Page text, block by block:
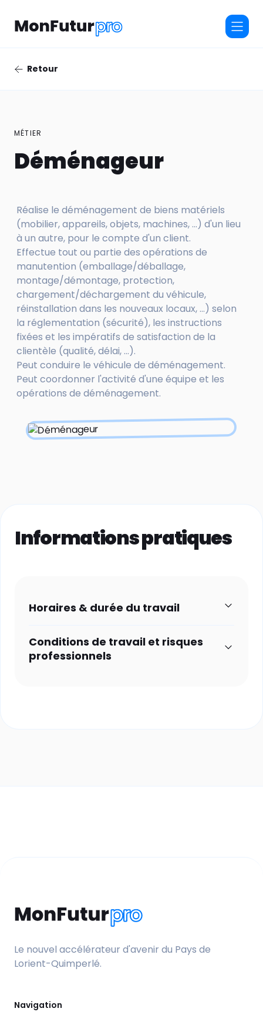
Retour
MÉTIER
Déménageur
Réalise le déménagement de biens matériels
(mobilier, appareils, objets, machines, ...) d'un lieu
à un autre, pour le compte d'un client.
Effectue tout ou partie des opérations de
manutention (emballage/déballage,
montage/démontage, protection,
chargement/déchargement du véhicule,
réinstallation dans les nouveaux locaux, ...) selon
la réglementation (sécurité), les instructions
fixées et les impératifs de satisfaction de la
clientèle (qualité, délai, ...).
Peut conduire le véhicule de déménagement.
Peut coordonner l'activité d'une équipe et les
opérations de déménagement.
Informations pratiques
Horaires & durée du travail
Conditions de travail et risques
professionnels
Le nouvel accélérateur d'avenir du Pays de
Lorient-Quimperlé.
Navigation